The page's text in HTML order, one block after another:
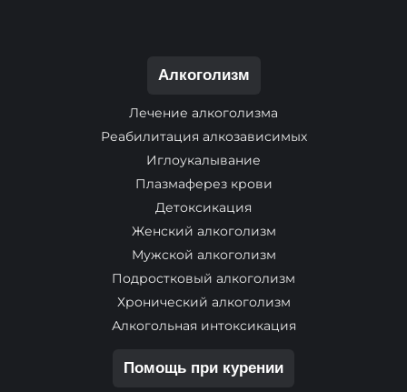
Алкоголизм
Лечение алкоголизма
Реабилитация алкозависимых
Иглоукалывание
Плазмаферез крови
Детоксикация
Женский алкоголизм
Мужской алкоголизм
Подростковый алкоголизм
Хронический алкоголизм
Алкогольная интоксикация
Помощь при курении